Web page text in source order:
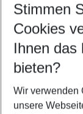
Customize your
Find the perfect
Your
Any airport
Select your
09/08/26–
Stimmen
Cookies
Ihnen das
bieten?
Wir verwenden
unsere